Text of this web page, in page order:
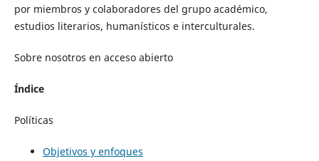
por miembros y colaboradores del grupo académico,
estudios literarios, humanísticos e interculturales.
Sobre nosotros en acceso abierto
Índice
Políticas
Objetivos y enfoques